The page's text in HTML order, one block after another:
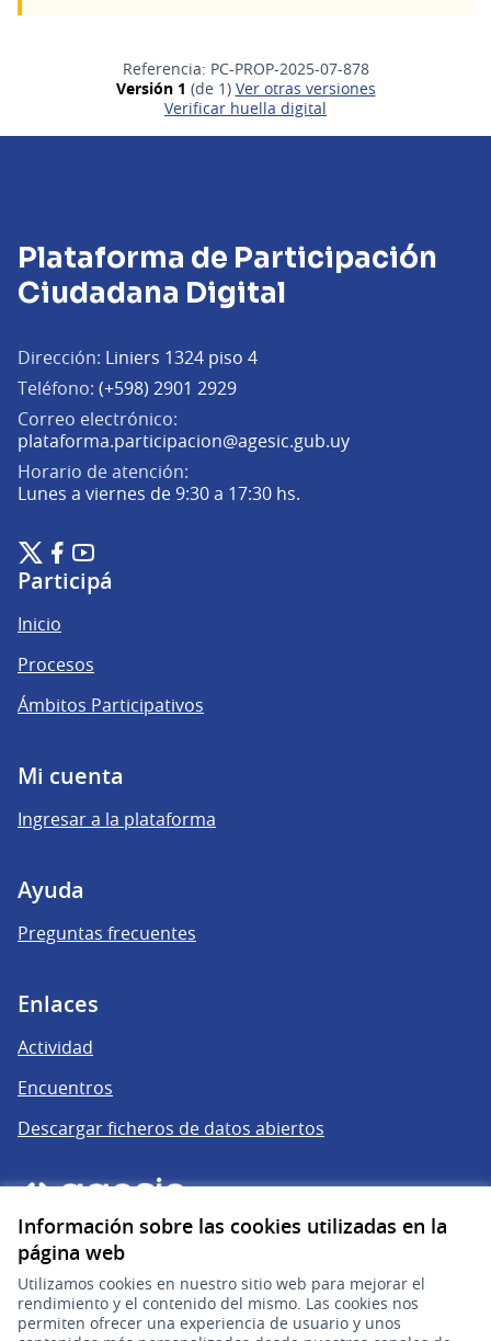
Información sobre las cookies utilizadas en la
página web
Utilizamos cookies en nuestro sitio web para mejorar el
rendimiento y el contenido del mismo. Las cookies nos
permiten ofrecer una experiencia de usuario y unos
Referencia: PC-PROP-2025-07-878
Versión 1 (de 1)
ver otras versiones
Verificar huella digital
Plataforma de Participación
Ciudadana Digital
Dirección: Liniers 1324 piso 4
Teléfono: (+598) 2901 2929
Correo electrónico:
plataforma.participacion@agesic.gub.uy(Abrir en una
Horario de atención:
Lunes a viernes de 9:30 a 17:30 hs.
Plataforma de Participación Ciudadana Digital en X
(Enlace externo)
Plataforma de Participación Ciudadana Digital en Facebook
(Enlace externo)
Plataforma de Participación Ciudadana Digital en
(Enlace externo)
Participá
Inicio
Procesos
Ámbitos Participativos
Mi cuenta
Ingresar a la plataforma
Ayuda
Preguntas frecuentes
Enlaces
Actividad
Encuentros
Descargar ficheros de datos abiertos